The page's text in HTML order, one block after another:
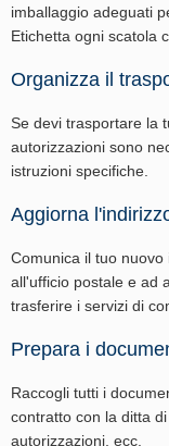
imballaggio adeguati
Etichetta ogni scatola
Organizza il
Se devi trasportare la
autorizzazioni sono
istruzioni specifiche.
Aggiorna
Comunica il tuo nuovo
all'ufficio postale e ad
trasferire i servizi di
Prepara i
Raccogli tutti i
contratto con la ditta
autorizzazioni, ecc.